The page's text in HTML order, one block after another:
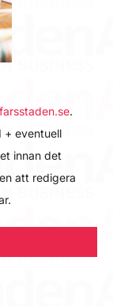
.
+ eventuell
innan det
att redigera